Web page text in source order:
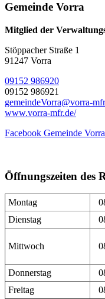
Gemeinde Vorra
Mitglied der
Stöppacher Straße 1
91247 Vorra
09152 986920
09152 986921
gemeindeVorra@vorra-
www.vorra-mfr.de/
Facebook Gemeinde Vorra
Öffnungszeiten des
Montag
Dienstag
Mittwoch
Donnerstag
Freitag